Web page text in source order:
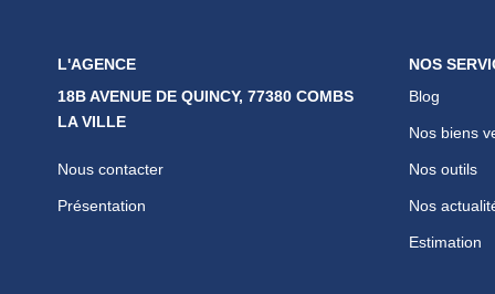
L'AGENCE
18B AVENUE DE QUINCY, 77380 COMBS
LA VILLE
Nous contacter
Présentation
NOS
Blog
Nos biens
Nos outils
Nos
Estimation